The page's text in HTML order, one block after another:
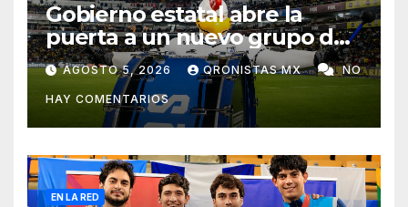
Gobierno estatal abre la
puerta a un nuevo grupo de
animación en el Corregidora;
la Resistencia no volverá
AGOSTO 5, 2026 QRONISTAS MX NO
HAY COMENTARIOS
EN LA RED